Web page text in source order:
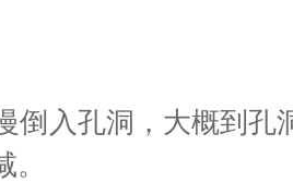
倒入孔洞，大概到孔